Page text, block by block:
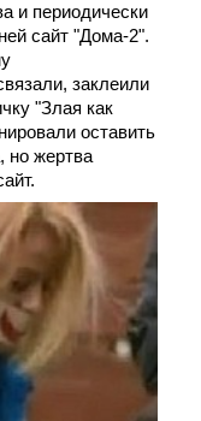
и периодически
сайт "Дома-2".
заклеили
"Злая как
оставить
но жертва